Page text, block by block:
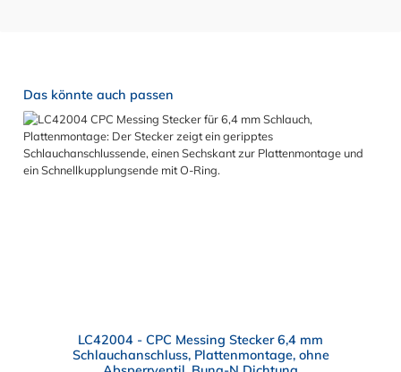
Produktgalerie überspringen
Das könnte auch passen
LC42004 - CPC Messing Stecker 6,4 mm
Schlauchanschluss, Plattenmontage, ohne